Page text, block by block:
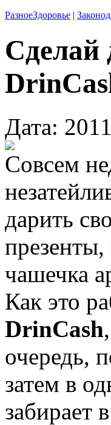
РазноеЗдоровье |
Сделай
Дата:
Совсем
дарить
презенты,
чашечка
Как это
DrinCash
очередь,
затем в
забирает